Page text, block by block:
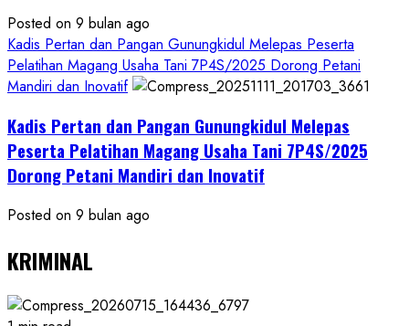
Posted on 9 bulan ago
Kadis Pertan dan Pangan Gunungkidul Melepas Peserta
Pelatihan Magang Usaha Tani 7P4S/2025 Dorong Petani
Mandiri dan Inovatif
Kadis Pertan dan Pangan Gunungkidul Melepas
Peserta Pelatihan Magang Usaha Tani 7P4S/2025
Dorong Petani Mandiri dan Inovatif
Posted on 9 bulan ago
KRIMINAL